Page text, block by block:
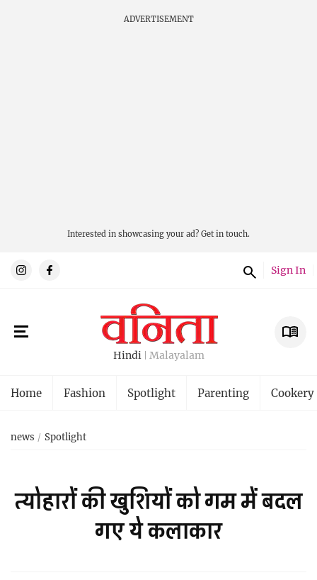
ADVERTISEMENT
Interested in showcasing your ad? Get in touch.
Sign In
Hindi Malayalam
Home Fashion Spotlight Parenting Cookery
news Spotlight
त्योहारों की खुशियों को गम में बदल
गए ये कलाकार